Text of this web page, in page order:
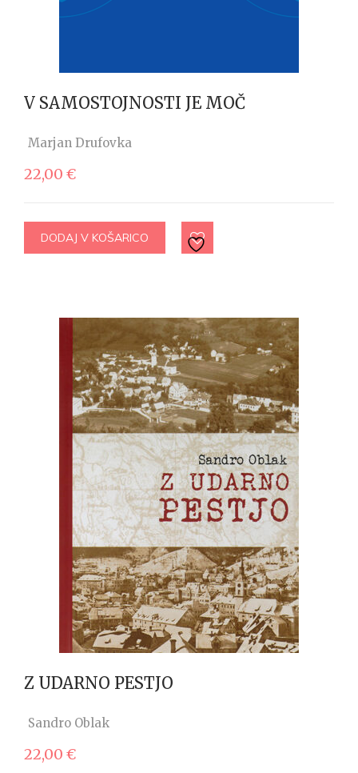
V SAMOSTOJNOSTI JE MOČ
Marjan Drufovka
22,00 €
DODAJ V KOŠARICO
Z UDARNO PESTJO
Sandro Oblak
22,00 €